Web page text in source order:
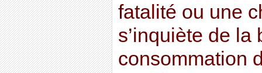
fatalité ou une
s’inquiète de la
consommation